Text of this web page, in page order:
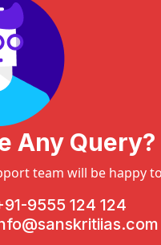
Any Query?
team will be happy
9555 124 124